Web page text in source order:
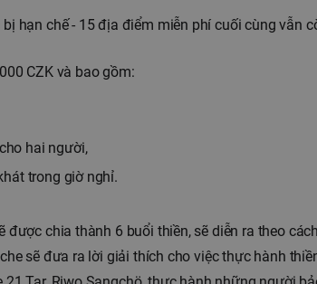
hạn chế - 15 địa điểm miễn phí cuối cùng vẫn
CZK và bao gồm:
hai người,
trong giờ nghỉ.
được chia thành 6 buổi thiền, sẽ diễn ra theo
sẽ đưa ra lời giải thích cho việc thực hành